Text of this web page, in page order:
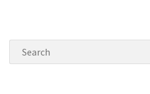
Search